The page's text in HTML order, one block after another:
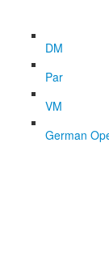
DM
Par
VM
German